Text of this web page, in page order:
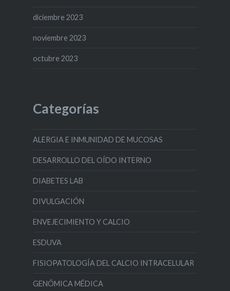
diciembre 2023
noviembre 2023
octubre 2023
Categorías
ALERGIA E INMUNIDAD DE MUCOSAS
DESARROLLO DEL OÍDO INTERNO
DIABETES LAB
DIVULGACIÓN
ENVEJECIMIENTO Y CALCIO
ESDUVA
FISIOPATOLOGÍA DEL CALCIO INTRACELULAR
GENÓMICA MÉDICA